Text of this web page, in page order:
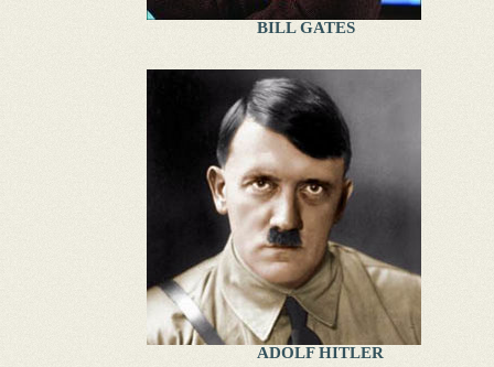
BILL GATES
ADOLF HITLER